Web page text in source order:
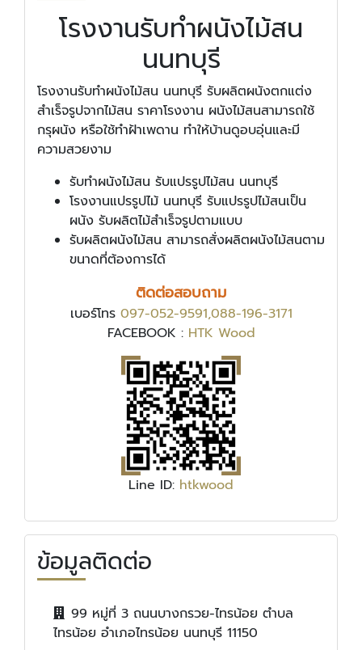
โรงงานรับทำผนังไม้สน
นนทบุรี
โรงงานรับทำผนังไม้สน นนทบุรี รับผลิตผนังตกแต่ง
สำเร็จรูปจากไม้สน ราคาโรงงาน ผนังไม้สนสามารถใช้
กรุผนัง หรือใช้ทำฝ้าเพดาน ทำให้บ้านดูอบอุ่นและมี
ความสวยงาม
รับทำผนังไม้สน รับแปรรูปไม้สน นนทบุรี
โรงงานแปรรูปไม้ นนทบุรี รับแปรรูปไม้สนเป็น
ผนัง รับผลิตไม้สำเร็จรูปตามแบบ
รับผลิตผนังไม้สน สามารถสั่งผลิตผนังไม้สนตาม
ขนาดที่ต้องการได้
ติดต่อสอบถาม
เบอร์โทร 097-052-9591,088-196-3171
FACEBOOK : HTK Wood
Line ID: htkwood
ข้อมูลติดต่อ
99 หมู่ที่ 3 ถนนบางกรวย-ไทรน้อย ตำบล
ไทรน้อย อำเภอไทรน้อย นนทบุรี 11150